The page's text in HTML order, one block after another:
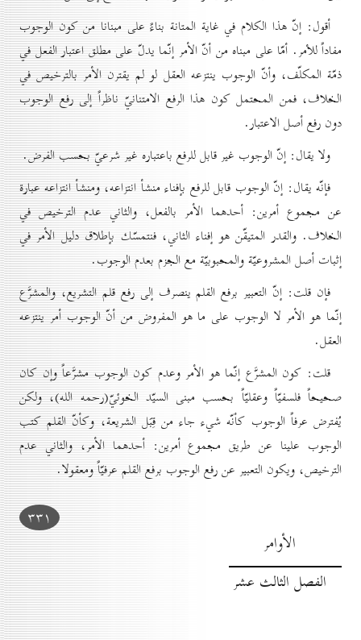
أقول: إنّ هذا الكلام في غاية المتانة بناءً على مبنانا من كون الوجوب
مفاداً للأمر. أمّا على مبناه من أنّ الأمر إنّما يدلّ على مطلق اعتبار الفعل في
ذمّة المكلّف، وأنّ الوجوب ينتزعه العقل لو لم يقترن الأمر بالترخيص في
الخلاف، فمن المحتمل كون هذا الرفع الامتنانيّ ناظراً إلى رفع الوجوب
دون رفع أصل الاعتبار.
ولا يقال: إنّ الوجوب غير قابل للرفع باعتباره غير شرعيّ بحسب الفرض.
فإنّه يقال: إنّ الوجوب قابل للرفع بإفناء منشأ انتزاعه، ومنشأ انتزاعه عبارة
عن مجموع أمرين: أحدهما الأمر بالفعل، والثاني عدم الترخيص في
الخلاف. والقدر المتيقّن هو إفناء الثاني، فنتمسّك بإطلاق دليل الأمر في
إثبات أصل المشروعيّة والمحبوبيّة مع الجزم بعدم الوجوب.
فإن قلت: إنّ التعبير برفع القلم ينصرف إلى رفع قلم التشريع، والمشرَّع
إنّما هو الأمر لا الوجوب على ما هو المفروض من أنّ الوجوب أمر ينتزعه
العقل.
قلت: كون المشرَّع إنّما هو الأمر وعدم كون الوجوب مشرَّعاً وإن كان
صحيحاً فلسفيّاً وعقليّاً بحسب مبنى السيّد الخوئيّ(رحمه الله)، ولكن
يُفترض عرفاً الوجوب كأنّه شيء جاء من قِبَل الشريعة، وكأنّ القلم كتب
الوجوب علينا عن طريق مجموع أمرين: أحدهما الأمر، والثاني عدم
الترخيص، ويكون التعبير عن رفع الوجوب برفع القلم عرفيّاً ومعقولا.
۳۳۱
الأوامر
الفصل الثالث عشر